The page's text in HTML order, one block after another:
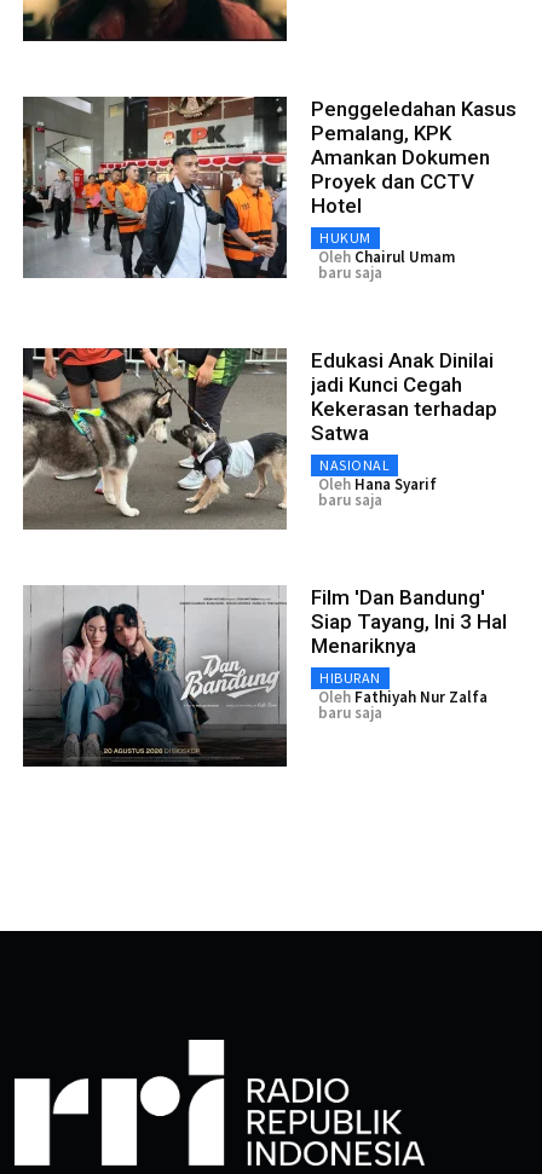
Penggeledahan Kasus
Pemalang, KPK
Amankan Dokumen
Proyek dan CCTV
Hotel
HUKUM
Oleh Chairul Umam
baru saja
Edukasi Anak Dinilai
jadi Kunci Cegah
Kekerasan terhadap
Satwa
NASIONAL
Oleh Hana Syarif
baru saja
Film 'Dan Bandung'
Siap Tayang, Ini 3 Hal
Menariknya
HIBURAN
Oleh Fathiyah Nur Zalfa
baru saja